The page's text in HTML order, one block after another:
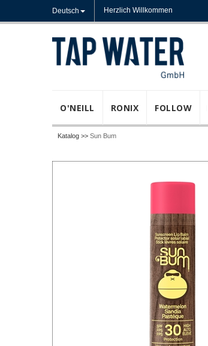
Deutsch Herzlich Willkommen
O'NEILL RONIX FOLLOW
Katalog >> Sun Bum